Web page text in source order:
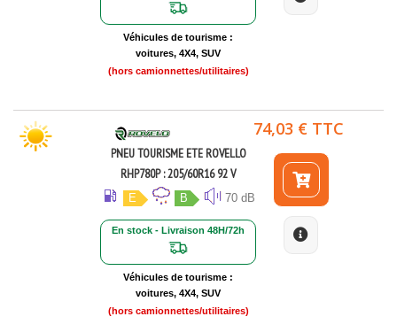
Véhicules de tourisme :
voitures, 4X4, SUV
(hors camionnettes/utilitaires)
PNEU TOURISME ETE ROVELLO
RHP780P : 205/60R16 92 V
E B 70 dB
En stock - Livraison 48H/72h
Véhicules de tourisme :
voitures, 4X4, SUV
(hors camionnettes/utilitaires)
74,03 € TTC